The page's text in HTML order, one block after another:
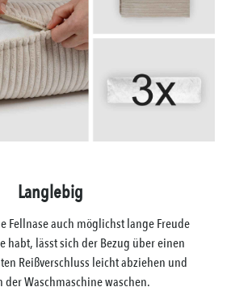
Langlebig
Fellnase auch möglichst lange Freude
habt, lässt sich der Bezug über einen
Reißverschluss leicht abziehen und
der Waschmaschine waschen.